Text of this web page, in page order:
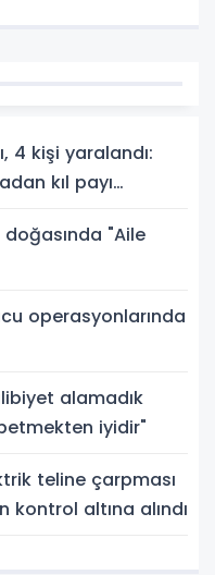
4 kişi yaralandı:
kıl payı
doğasında "Aile
operasyonlarında
alamadık
iyidir"
teline çarpması
kontrol altına alındı